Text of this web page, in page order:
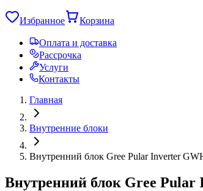
Избранное Корзина
Оплата и доставка
Рассрочка
Услуги
Контакты
Главная
Внутренние блоки
Внутренний блок Gree Pular Inverter
Внутренний блок Gree